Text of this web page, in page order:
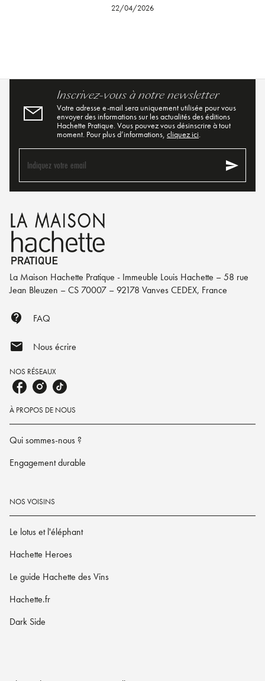
22/04/2026
Inscrivez-vous à notre newsletter
Votre adresse e-mail sera uniquement utilisée pour vous
envoyer des informations sur les actualités des éditions
Hachette Pratique. Vous pouvez vous désinscrire à tout
moment. Pour plus d’informations, cliquez ici.
Indiquez votre email send
La Maison Hachette Pratique - Immeuble Louis Hachette – 58 rue
Jean Bleuzen – CS 70007 – 92178 Vanves CEDEX, France
contact_support FAQ
mail Nous écrire
NOS RÉSEAUX
À PROPOS DE NOUS
Qui sommes-nous ?
Engagement durable
NOS VOISINS
Le lotus et l'éléphant
Hachette Heroes
Le guide Hachette des Vins
Hachette.fr
Dark Side